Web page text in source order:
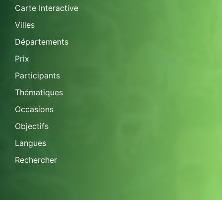
Carte Interactive
Villes
Départements
Prix
Participants
Thématiques
Occasions
Objectifs
Langues
Rechercher